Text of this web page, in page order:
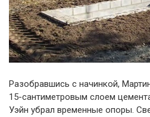
Разобравшись с начинкой,
15-сантиметровым слоем
Уэйн убрал временные опоры.